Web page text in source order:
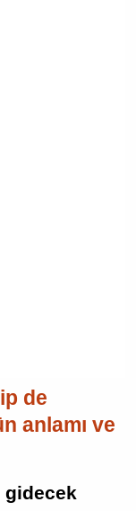
de
anlamı ve
gidecek